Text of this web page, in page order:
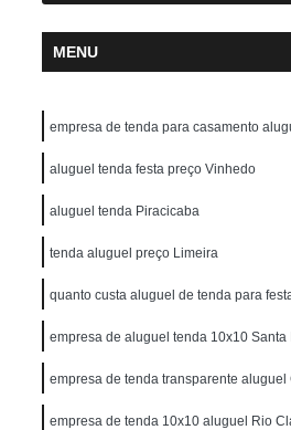
MENU
empresa de tenda para casamento
aluguel tenda festa preço Vinhedo
aluguel tenda Piracicaba
tenda aluguel preço Limeira
quanto custa aluguel de tenda para
empresa de aluguel tenda 10x10 Santa
empresa de tenda transparente
empresa de tenda 10x10 aluguel Rio